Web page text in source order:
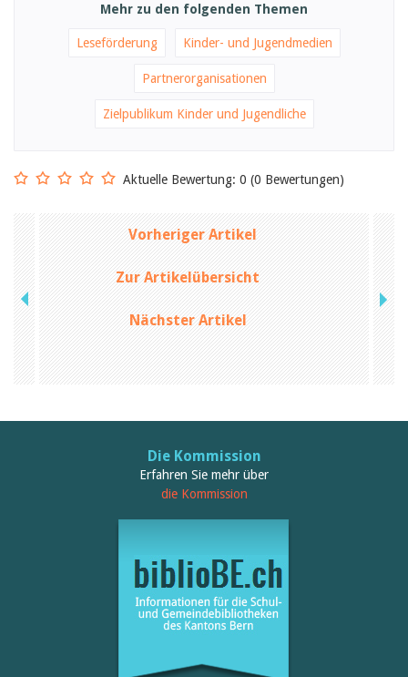
Mehr zu den folgenden Themen
Leseförderung Kinder- und Jugendmedien
Partnerorganisationen
Zielpublikum Kinder und Jugendliche
Aktuelle Bewertung: 0 (0 Bewertungen)
Vorheriger Artikel
Zur Artikelübersicht
Nächster Artikel
Die Kommission
Erfahren Sie mehr über
die Kommission